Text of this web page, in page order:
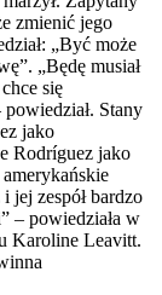
zmienić jego
„Być może
„Będę musiał
się
Stany
jako
Rodríguez jako
amerykańskie
jej zespół bardzo
– powiedziała w
Karoline Leavitt.